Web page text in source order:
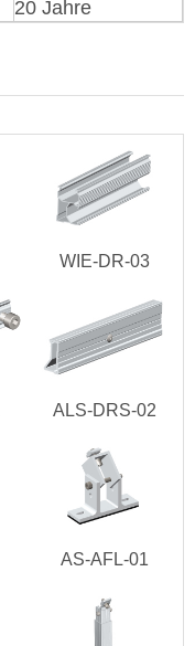
20 Jahre
WIE-DR-03
ALS-DRS-02
AS-AFL-01